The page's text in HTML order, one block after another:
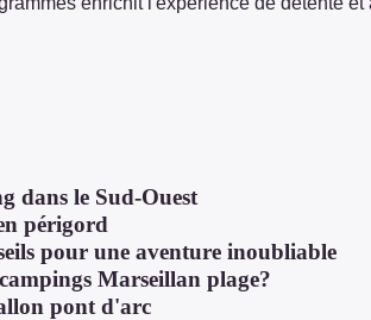
dans le Sud-Ouest
périgord
pour une aventure inoubliable
Marseillan plage?
pont d'arc